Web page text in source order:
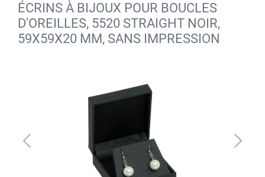
ÉCRINS À BIJOUX POUR BOUCLES
D'OREILLES, 5520 STRAIGHT NOIR,
59X59X20 MM, SANS IMPRESSION